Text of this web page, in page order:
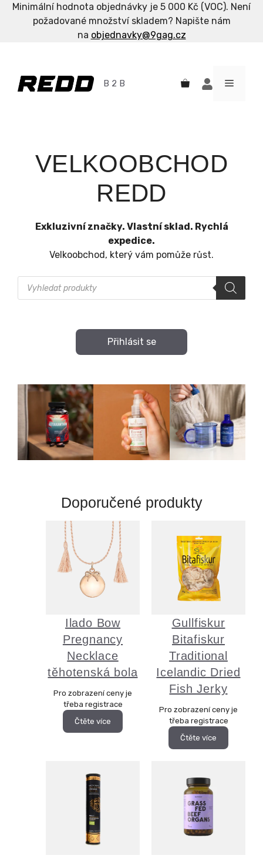
Minimální hodnota objednávky je 5 000 Kč (VOC). Není
požadované množství skladem? Napište nám
na objednavky@9gag.cz
obsah
B 2 B
PŘIHLÁSIT
MENU
VELKOOBCHOD
REDD
Exkluzivní značky. Vlastní sklad. Rychlá
expedice.
Velkoobchod, který vám pomůže růst.
Products
search
Přihlásit se
Doporučené produkty
Ilado Bow
Pregnancy
Necklace
těhotenská bola
Pro zobrazení ceny je
třeba registrace
Čtěte více
Gullfiskur
Bitafiskur
Traditional
Icelandic Dried
Fish Jerky
Pro zobrazení ceny je
třeba registrace
Čtěte více